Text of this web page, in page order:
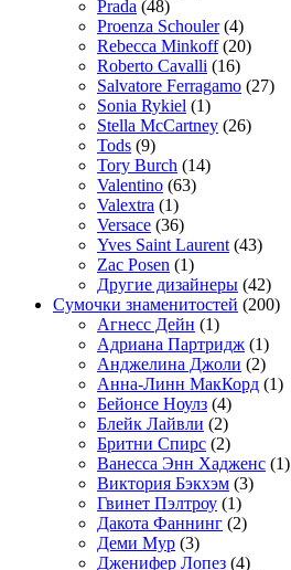
Prada (48)
Proenza Schouler(4)
Rebecca Minkoff(20)
Roberto Cavalli (16)
Salvatore Ferragamo (27)
Sonia Rykiel (1)
Stella McCartney (26)
Tods (9)
Tory Burch (14)
Valentino (63)
Valextra (1)
Versace (36)
Yves Saint Laurent (43)
Zac Posen (1)
Другие дизайнеры (42)
Сумочки знаменитостей (200)
Агнесс Дейн (1)
Адриана Партридж (1)
Анджелина Джоли (2)
Анна-Линн МакКорд (1)
Бейонсе Ноулз (4)
Блейк Лайвли (2)
Бритни Спирс (2)
Ванесса Энн Хадженс (1)
Виктория Бэкхэм (3)
Гвинет Пэлтроу (1)
Дакота Фаннинг (2)
Деми Мур (3)
Дженифер Лопез (4)